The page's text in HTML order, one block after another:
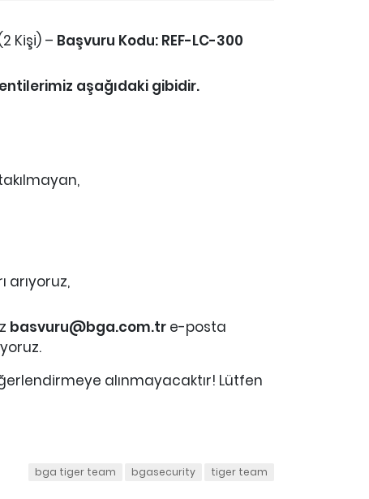
Kişi) – Başvuru Kodu: REF-LC-300
aşağıdaki gibidir.
arıyoruz,
basvuru@bga.com.tr e-posta
alınmayacaktır! Lütfen
bga tiger team bgasecurity tiger team